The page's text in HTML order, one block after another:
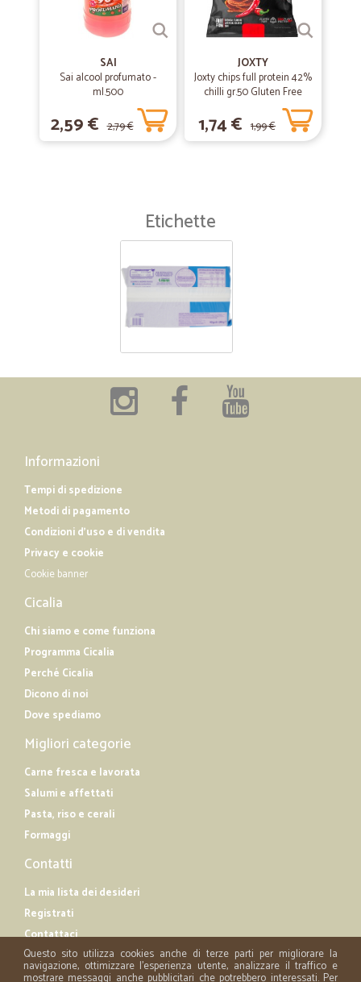
SAI
Sai alcool profumato -
ml.500
2,59 € 2,79 €
JOXTY
Joxty chips full protein 42%
chilli gr.50 Gluten Free
1,74 € 1,99 €
Etichette
Informazioni
Tempi di spedizione
Metodi di pagamento
Condizioni d'uso e di vendita
Privacy e cookie
Cookie banner
Cicalia
Chi siamo e come funziona
Programma Cicalia
Perché Cicalia
Dicono di noi
Dove spediamo
Migliori categorie
Carne fresca e lavorata
Salumi e affettati
Pasta, riso e cerali
Formaggi
Contatti
La mia lista dei desideri
Registrati
Contattaci
Questo sito utilizza cookies anche di terze parti per migliorare la
navigazione, ottimizzare l'esperienza utente, analizzare il traffico e
mostrare messaggi anche pubblicitari che potrebbero interessati. Per